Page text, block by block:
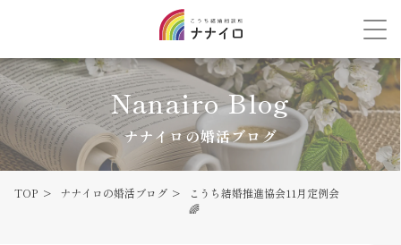
Nanairo Blog
ナナイロの婚活ブログ
TOP ナナイロの婚活ブログ
こうち結婚推進協会11月定例会
🌈